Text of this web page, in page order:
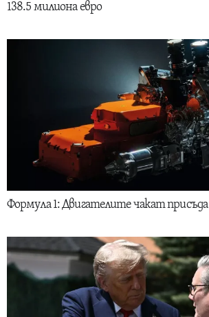
138.5 милиона евро
Формула 1: Двигателите чакат присъда